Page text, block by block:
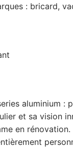
: bricard,
aluminium
et sa vision
en